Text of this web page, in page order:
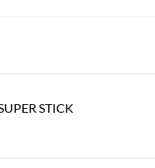
STICK